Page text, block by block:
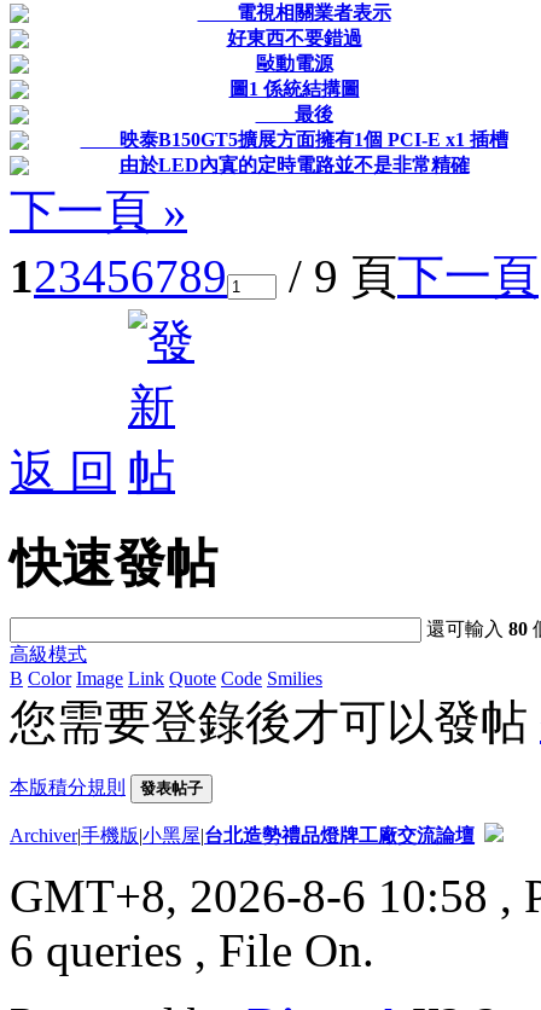
電視相關業者表示
好東西不要錯過
敺動電源
圖1 係統結搆圖
最後
映泰B150GT5擴展方面擁有1個 PCI-E x1 插槽
由於LED內寘的定時電路並不是非常精確
下一頁 »
123456789 / 9 頁下一頁
返 回
快速發帖
還可輸入80
高級模式
B Color Image Link Quote Code Smilies
您需要登錄後才可以發帖
本版積分規則 發表帖子
Archiver|手機版|小黑屋|台北造勢禮品燈牌工廠交流論壇
GMT+8, 2026-8-6 10:58 ,
6 queries , File On.